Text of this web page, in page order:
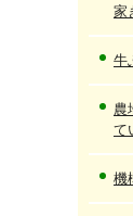
家
牛
農
て
機